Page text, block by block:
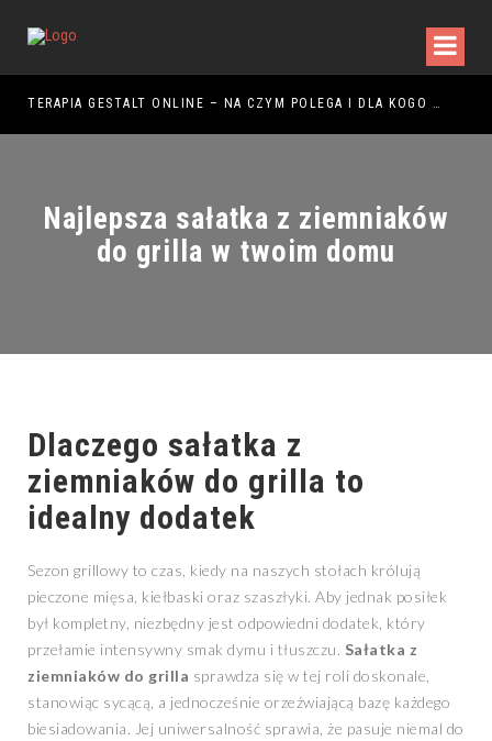
TERAPIA GESTALT ONLINE – NA CZYM POLEGA I DLA KOGO JEST ODPOWIEDNIA?
Najlepsza sałatka z ziemniaków
do grilla w twoim domu
Dlaczego sałatka z
ziemniaków do grilla to
idealny dodatek
Sezon grillowy to czas, kiedy na naszych stołach królują
pieczone mięsa, kiełbaski oraz szaszłyki. Aby jednak posiłek
był kompletny, niezbędny jest odpowiedni dodatek, który
przełamie intensywny smak dymu i tłuszczu. Sałatka z
ziemniaków do grilla sprawdza się w tej roli doskonale,
stanowiąc sycącą, a jednocześnie orzeźwiającą bazę każdego
biesiadowania. Jej uniwersalność sprawia, że pasuje niemal do